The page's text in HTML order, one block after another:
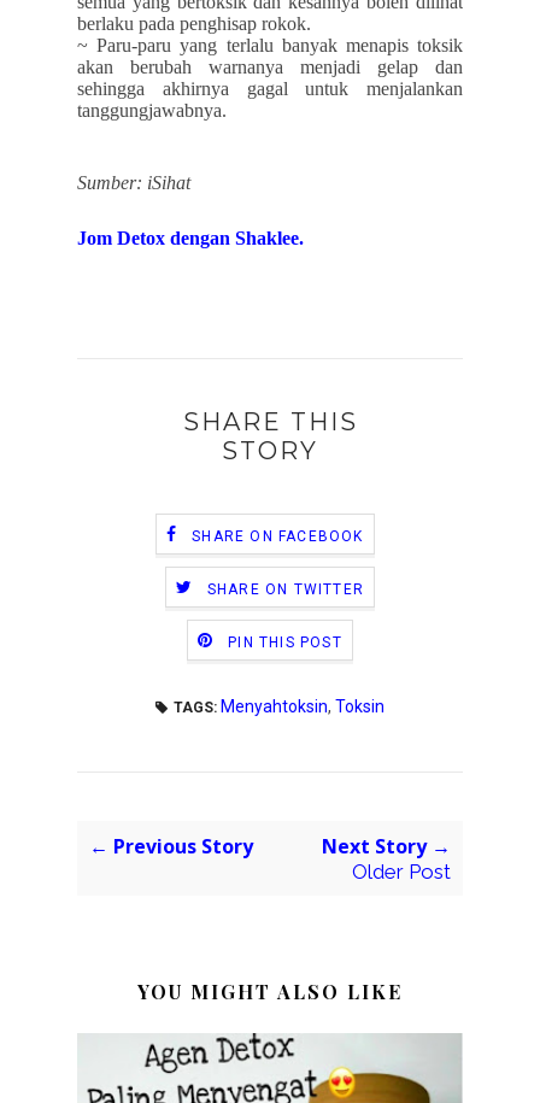
berlaku pada penghisap rokok.
~ Paru-paru yang terlalu banyak menapis toksik
akan berubah warnanya menjadi gelap dan
sehingga akhirnya gagal untuk menjalankan
tanggungjawabnya.
Sumber: iSihat
Jom Detox dengan Shaklee.
SHARE THIS
STORY
SHARE ON FACEBOOK
SHARE ON TWITTER
PIN THIS POST
TAGS: Menyahtoksin, Toksin
← Previous Story Next Story →
Older Post
YOU MIGHT ALSO LIKE